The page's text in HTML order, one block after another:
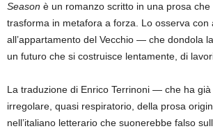
Season è un romanzo scritto in una prosa
trasforma in metafora a forza. Lo osserva
all’appartamento del Vecchio — che dondola
un futuro che si costruisce lentamente, di
La traduzione di Enrico Terrinoni — che ha
irregolare, quasi respiratorio, della prosa
nell’italiano letterario che suonerebbe falso